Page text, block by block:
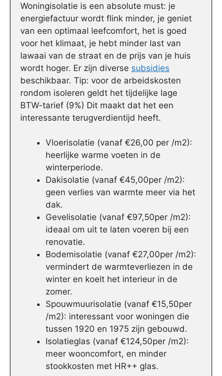
Woningisolatie is een absolute must: je
energiefactuur wordt flink minder, je geniet
van een optimaal leefcomfort, het is goed
voor het klimaat, je hebt minder last van
lawaai van de straat en de prijs van je huis
wordt hoger. Er zijn diverse subsidies
beschikbaar. Tip: voor de arbeidskosten
rondom isoleren geldt het tijdelijke lage
BTW-tarief (9%) Dit maakt dat het een
interessante terugverdientijd heeft.
Vloerisolatie (vanaf €26,00 per /m2):
heerlijke warme voeten in de
winterperiode.
Dakisolatie (vanaf €45,00per /m2):
geen verlies van warmte meer via het
dak.
Gevelisolatie (vanaf €97,50per /m2):
ideaal om uit te laten voeren bij een
renovatie.
Bodemisolatie (vanaf €27,00per /m2):
vermindert de warmteverliezen in de
winter en koelt het interieur in de
zomer.
Spouwmuurisolatie (vanaf €15,50per
/m2): interessant voor woningen die
tussen 1920 en 1975 zijn gebouwd.
Isolatieglas (vanaf €124,50per /m2):
meer wooncomfort, en minder
stookkosten met HR++ glas.